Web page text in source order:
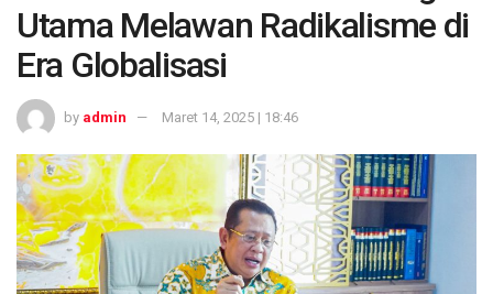
Utama Melawan Radikalisme di
Era Globalisasi
by admin Maret 14, 2025 | 18:46